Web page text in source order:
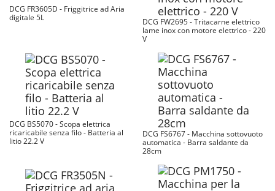
DCG FR3605D - Friggitrice ad Aria
digitale 5L
DCG FW2695 - Tritacarne elettrico
lame inox con motore elettrico - 220
V
DCG BS5070 - Scopa elettrica
ricaricabile senza filo - Batteria al
litio 22.2 V
DCG FS6767 - Macchina sottovuoto
automatica - Barra saldante da
28cm